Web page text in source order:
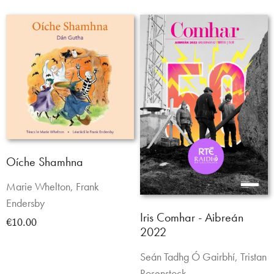
Oíche Shamhna
Marie Whelton, Frank
Endersby
€10.00
Iris Comhar - Aibreán
2022
Seán Tadhg Ó Gairbhí, Tristan